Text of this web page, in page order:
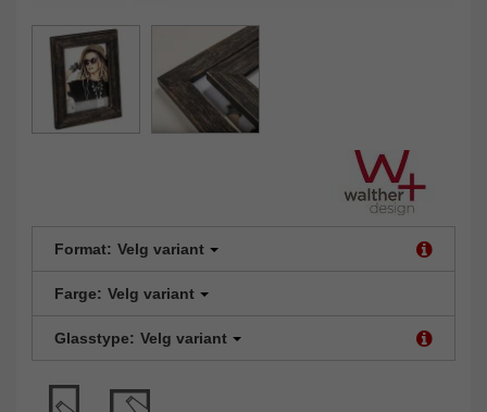
Format: Velg variant
Farge: Velg variant
Glasstype: Velg variant